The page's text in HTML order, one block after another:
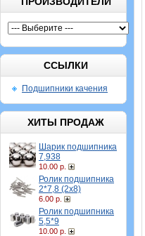
ССЫЛКИ
Подшипники качения
ХИТЫ ПРОДАЖ
Шарик подшипника
7,938
10.00 р.
Ролик подшипника
2*7,8 (2х8)
6.00 р.
Ролик подшипника
5,5*9
10.00 р.